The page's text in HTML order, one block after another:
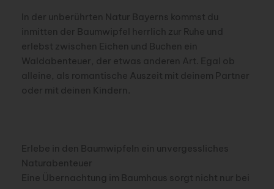
In der unberührten Natur Bayerns kommst du
inmitten der Baumwipfel herrlich zur Ruhe und
erlebst zwischen Eichen und Buchen ein
Waldabenteuer, der etwas anderen Art. Egal ob
alleine, als romantische Auszeit mit deinem Partner
oder mit deinen Kindern.
Erlebe in den Baumwipfeln ein unvergessliches
Naturabenteuer
Eine Übernachtung im Baumhaus sorgt nicht nur bei